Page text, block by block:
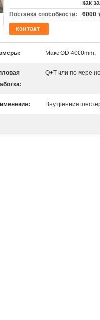
как
Поставка способности:
6000
контакт
Макс OD 4000mm,
Q+T или по мере
Внутренние